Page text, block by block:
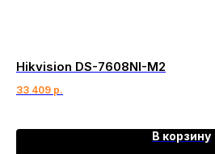
Hikvision DS-7608NI-M2
33 409 р.
В корзину